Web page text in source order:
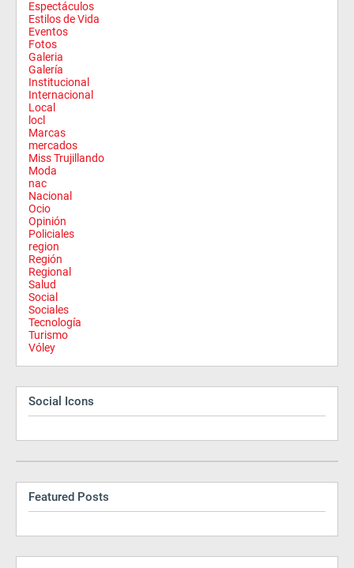
Espectáculos
Estilos de Vida
Eventos
Fotos
Galeria
Galería
Institucional
Internacional
Local
locl
Marcas
mercados
Miss Trujillando
Moda
nac
Nacional
Ocio
Opinión
Policiales
region
Región
Regional
Salud
Social
Sociales
Tecnología
Turismo
Vóley
Social Icons
Featured Posts